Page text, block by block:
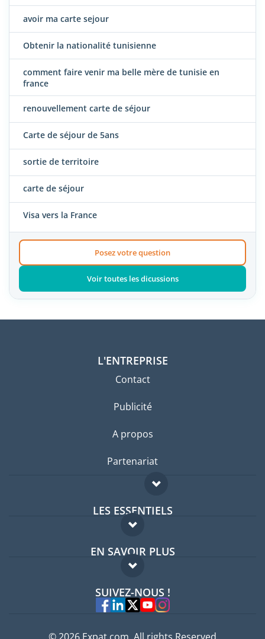
avoir ma carte sejour
Obtenir la nationalité tunisienne
comment faire venir ma belle mère de tunisie en
france
renouvellement carte de séjour
Carte de séjour de 5ans
sortie de territoire
carte de séjour
Visa vers la France
Posez votre question
Voir toutes les dicussions
L'ENTREPRISE
Contact
Publicité
A propos
Partenariat
LES ESSENTIELS
Forum expatriés
Guides pays
EN SAVOIR PLUS
FAQ
Experts
SUIVEZ-NOUS !